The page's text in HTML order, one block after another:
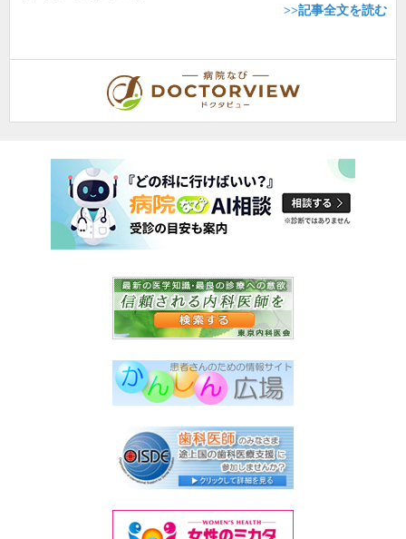
>>記事全文を読む